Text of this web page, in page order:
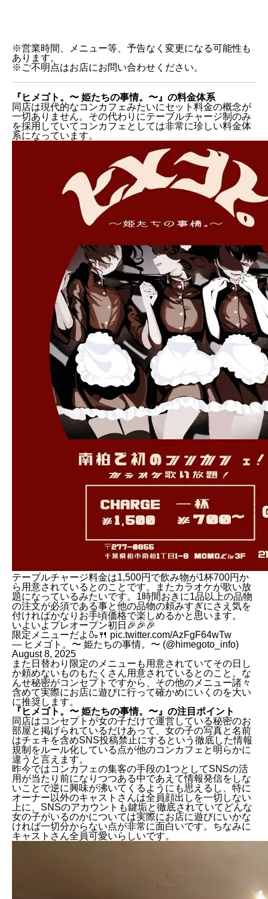
※営業時間、メニュー等、予告なく変更になる可能性も
あります。
※ご不明点はお店にお問い合わせください。
『ヒメゴト。〜 姫たちの事情。〜』の料金体系
同店は現代的なコンカフェみたいにセット料金の概念が
一切ありません。その代わりにテーブルチャージ制のみ
を採用していてコンカフェとしては非常に珍しい料金体
系になっています。
テーブルチャージ料金は1,500円で飲み物が1杯700円か
ら用意されているとのことです。またカラオケが歌い放
題になっているみたいです。1時間おきに1品以上の品物
の注文が必須である事と他の品物の頼みすぎにさえ気を
付ければかなりお手頃価格で楽しめるかと思います。
いよいよプレオープン初日🎉🎉🎉
限定メニューだよ🍶🍴 pic.twitter.com/AzFgF64wTw
— ヒメゴト。〜 姫たちの事情。〜 (@himegoto_info)
August 8, 2025
また日替わり限定のメニューも用意されていてその日し
か頼めないものもたくさん用意されているとのこと。な
んせ秘密がコンセプトですから、その他のメニュー諸々
含めて実際にお店に遊びに行って確かめにいくのを大い
に推奨します。
『ヒメゴト。〜 姫たちの事情。〜』の注目ポイント
同店はコンセプトが女の子だけで運営している秘密のお
部屋と掲げられているだけあって、女の子の写真と名前
はチェキを含めSNS投稿禁止にするという徹底した情報
規制をルール化している点が他のコンカフェと明らかに
違うと言えます。
昨今ではコンカフェの集客の手段の1つとしてSNSの活
用が当たり前になりつつある中であえて情報発信をしな
いことで逆に興味が沸いてくるようにも思えるし、特に
オーナー以外のキャストさんは全員顔出しを一切しない
上に、SNSのアカウントも鍵垢と徹底されていてどんな
女の子がいるのかについては実際にお店に遊びにいかな
ければ一切分からない点が非常に面白いです。ちなみに
キャストさん全員可愛いらしいです。